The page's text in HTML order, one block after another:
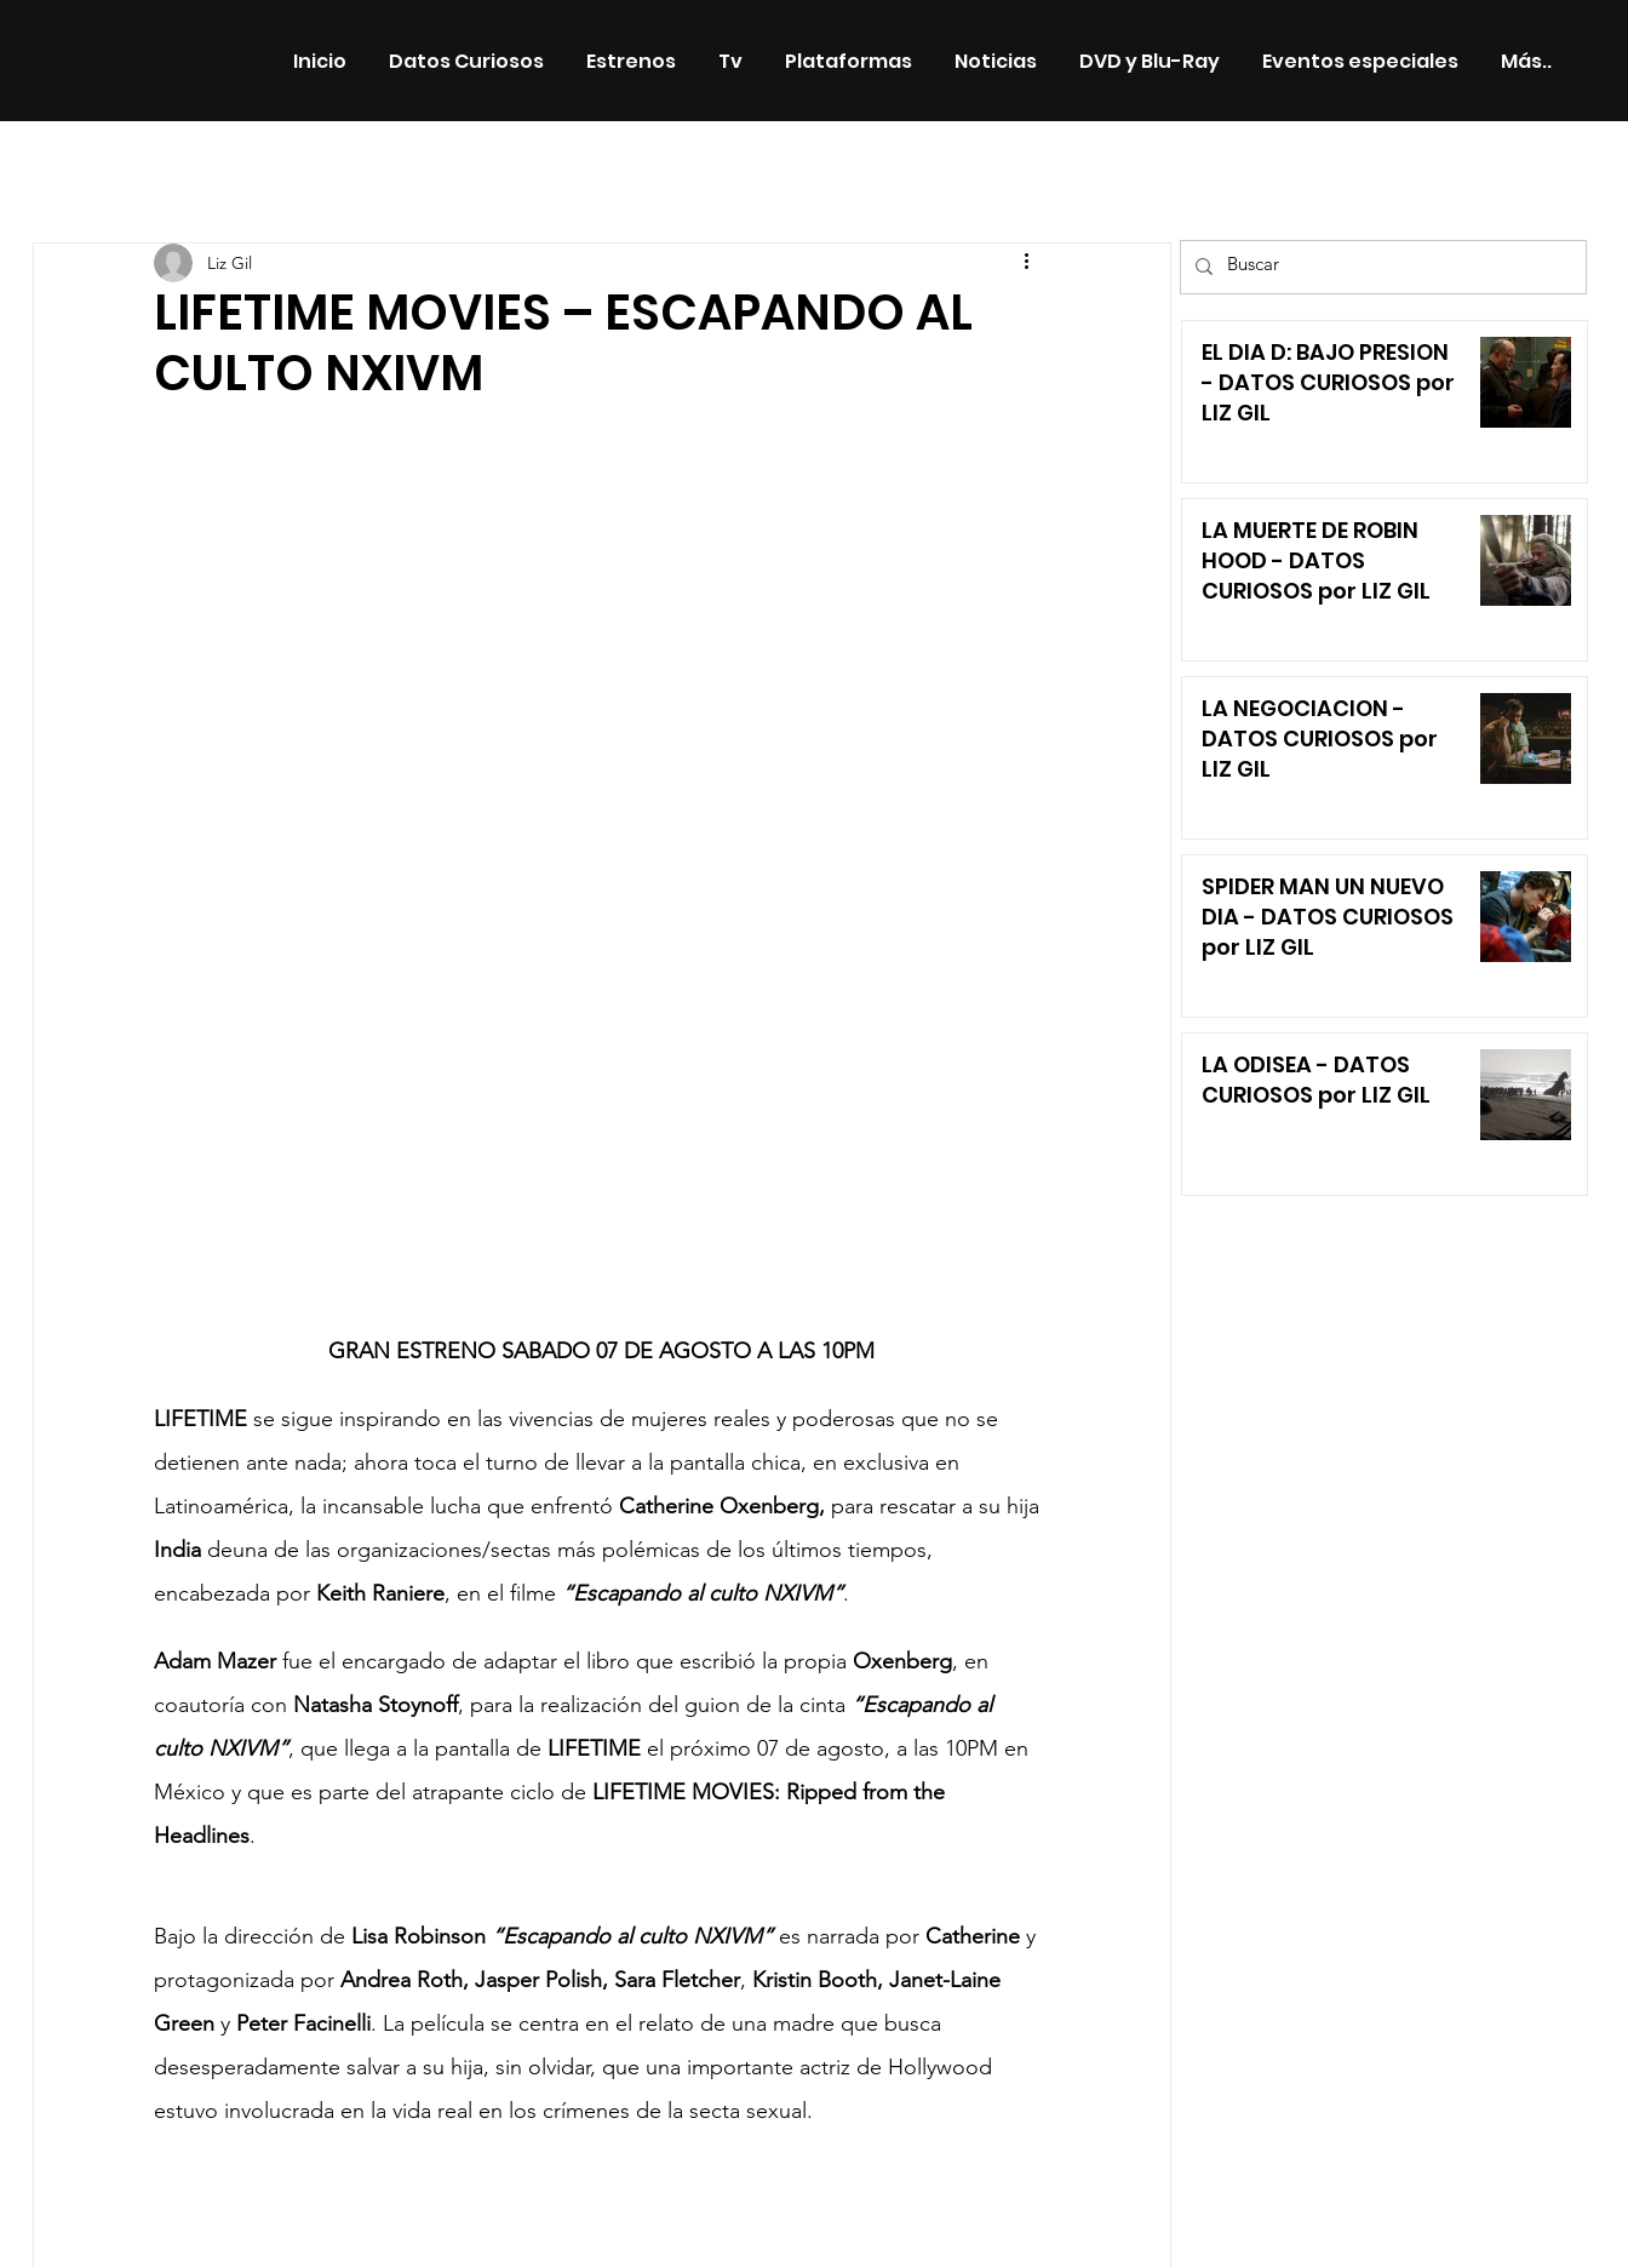
Inicio Datos Curiosos Estrenos Tv Plataformas Noticias DVD y Blu-Ray Eventos especiales Más..
Teatro
LIFETIME MOVIES – ESCAPANDO AL
CULTO NXIVM
Liz Gil
GRAN ESTRENO SABADO 07 DE AGOSTO A LAS 10PM
LIFETIME se sigue inspirando en las vivencias de mujeres reales y poderosas que no se
detienen ante nada; ahora toca el turno de llevar a la pantalla chica, en exclusiva en
Latinoamérica, la incansable lucha que enfrentó Catherine Oxenberg, para rescatar a su hija
India deuna de las organizaciones/sectas más polémicas de los últimos tiempos,
encabezada por Keith Raniere, en el filme “Escapando al culto NXIVM”.
Adam Mazer fue el encargado de adaptar el libro que escribió la propia Oxenberg, en
coautoría con Natasha Stoynoff, para la realización del guion de la cinta “Escapando al
culto NXIVM”, que llega a la pantalla de LIFETIME el próximo 07 de agosto, a las 10PM en
México y que es parte del atrapante ciclo de LIFETIME MOVIES: Ripped from the
Headlines.
Bajo la dirección de Lisa Robinson “Escapando al culto NXIVM” es narrada por Catherine y
protagonizada por Andrea Roth, Jasper Polish, Sara Fletcher, Kristin Booth, Janet-Laine
Green y Peter Facinelli. La película se centra en el relato de una madre que busca
desesperadamente salvar a su hija, sin olvidar, que una importante actriz de Hollywood
estuvo involucrada en la vida real en los crímenes de la secta sexual.
EL DIA D: BAJO PRESION
- DATOS CURIOSOS por
LIZ GIL
LA MUERTE DE ROBIN
HOOD - DATOS
CURIOSOS por LIZ GIL
LA NEGOCIACION -
DATOS CURIOSOS por
LIZ GIL
SPIDER MAN UN NUEVO
DIA - DATOS CURIOSOS
por LIZ GIL
LA ODISEA - DATOS
CURIOSOS por LIZ GIL